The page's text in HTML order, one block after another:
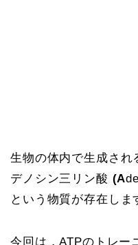
生物の体内で生成され
デノシン三リン酸 (A
という物質が存在しま
今回は，ATPのトレー